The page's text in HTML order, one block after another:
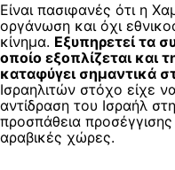
Είναι πασιφανές ότι η
οργάνωση και όχι
κίνημα. Εξυπηρετεί τα
οποίο εξοπλίζεται και
καταφύγει σημαντικά
Ισραηλιτών στόχο είχε
αντίδραση του Ισραήλ
προσπάθεια
αραβικές χώρες.